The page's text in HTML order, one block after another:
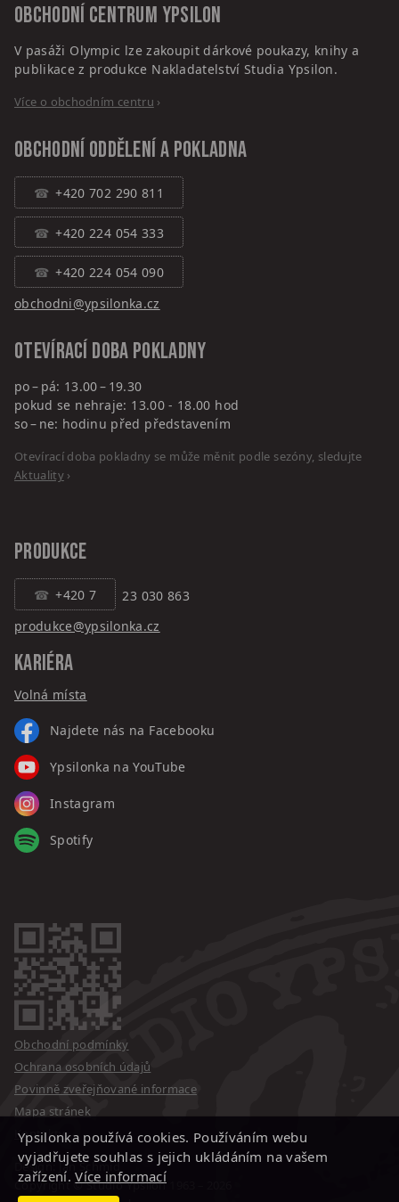
Obchodní centrum Ypsilon
V pasáži Olympic lze zakoupit dárkové poukazy, knihy a
publikace z produkce Nakladatelství Studia Ypsilon.
Více o obchodním centru ›
Obchodní oddělení a pokladna
+420 702 290 811
+420 224 054 333
+420 224 054 090
obchodni@ypsilonka.cz
Otevírací doba pokladny
po – pá: 13.00 – 19.30
pokud se nehraje: 13.00 - 18.00 hod
so – ne: hodinu před představením
Otevírací doba pokladny se může měnit podle sezóny, sledujte
Aktuality›
PRODUKCE
+420 7
23 030 863
produkce@ypsilonka.cz
KARIÉRA
Volná místa
Najdete nás na Facebooku
Ypsilonka na YouTube
Instagram
Spotify
Obchodní podmínky
Ochrana osobních údajů
Povinně zveřejňované informace
Mapa stránek
Kontakty
Design: Jan Schmid
Copyright © Studio Ypsilon
Ypsilonka používá cookies. Používáním webu
vyjadřujete souhlas s jejich ukládáním na vašem
zařízení.Více informací